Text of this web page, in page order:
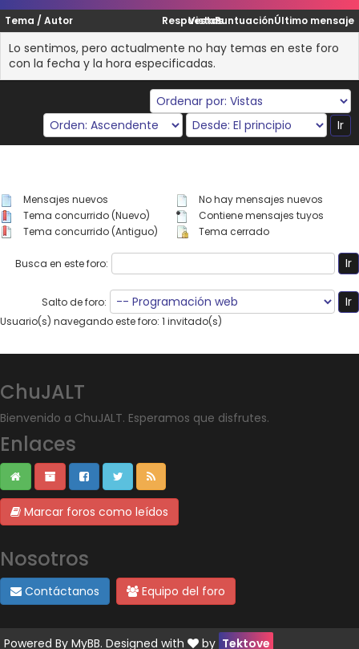
Tema / Autor Respuestas
VistasPuntuaciónÚltimo mensaje
Lo sentimos, pero actualmente no hay temas en este foro
con la fecha y la hora especificadas.
Mensajes nuevos
Tema concurrido (Nuevo)
Tema concurrido (Antiguo)
No hay mensajes nuevos
Contiene mensajes tuyos
Tema cerrado
Busca en este foro:
Salto de foro:
Usuario(s) navegando este foro: 1 invitado(s)
ChuJALT
Bienvenido a ChuJALT. Esperamos que disfrutes.
Enlaces
Marcar foros como leídos
Nosotros
Contáctanos Equipo del foro
Powered By MyBB. Designed with by Tektove